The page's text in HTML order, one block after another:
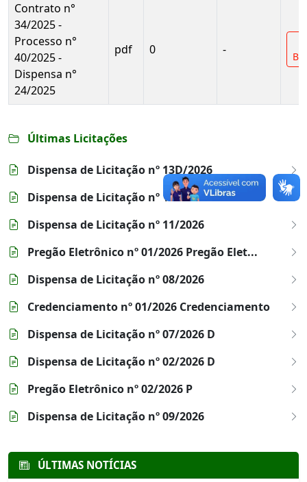
Contrato n°
34/2025 -
Processo n°
40/2025 -
Dispensa n°
24/2025
pdf 0 -
Últimas Licitações
Dispensa de Licitação nº 13D/2026
Dispensa de Licitação nº 12/2026
Dispensa de Licitação nº 11/2026
Pregão Eletrônico nº 01/2026 Pregão Elet...
Dispensa de Licitação nº 08/2026
Credenciamento nº 01/2026 Credenciamento
Dispensa de Licitação nº 07/2026 D
Dispensa de Licitação nº 02/2026 D
Pregão Eletrônico nº 02/2026 P
Dispensa de Licitação nº 09/2026
ÚLTIMAS NOTÍCIAS